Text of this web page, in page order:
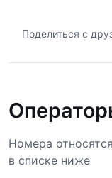
Поделиться с
Номера
в списке ниже